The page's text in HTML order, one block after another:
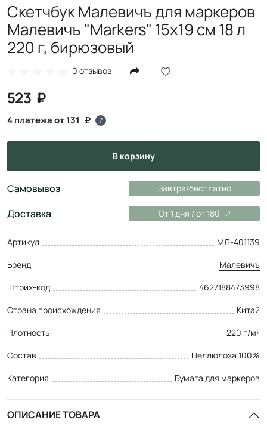
Скетчбук Малевичъ для маркеров
Малевичъ "Markers" 15х19 см 18 л
220 г, бирюзовый
0 отзывов
523
4 платежа от 131 ?
в корзину
Самовывоз Завтра/бесплатно
Доставка От 1 дня / от 180
Артикул
МЛ-401139
Бренд
Малевичъ
Штрих-код
4627188473998
Страна происхождения
Китай
Плотность
220 г/м²
Состав
Целлюлоза 100%
Категория
Бумага для маркеров
ОПИСАНИЕ ТОВАРА